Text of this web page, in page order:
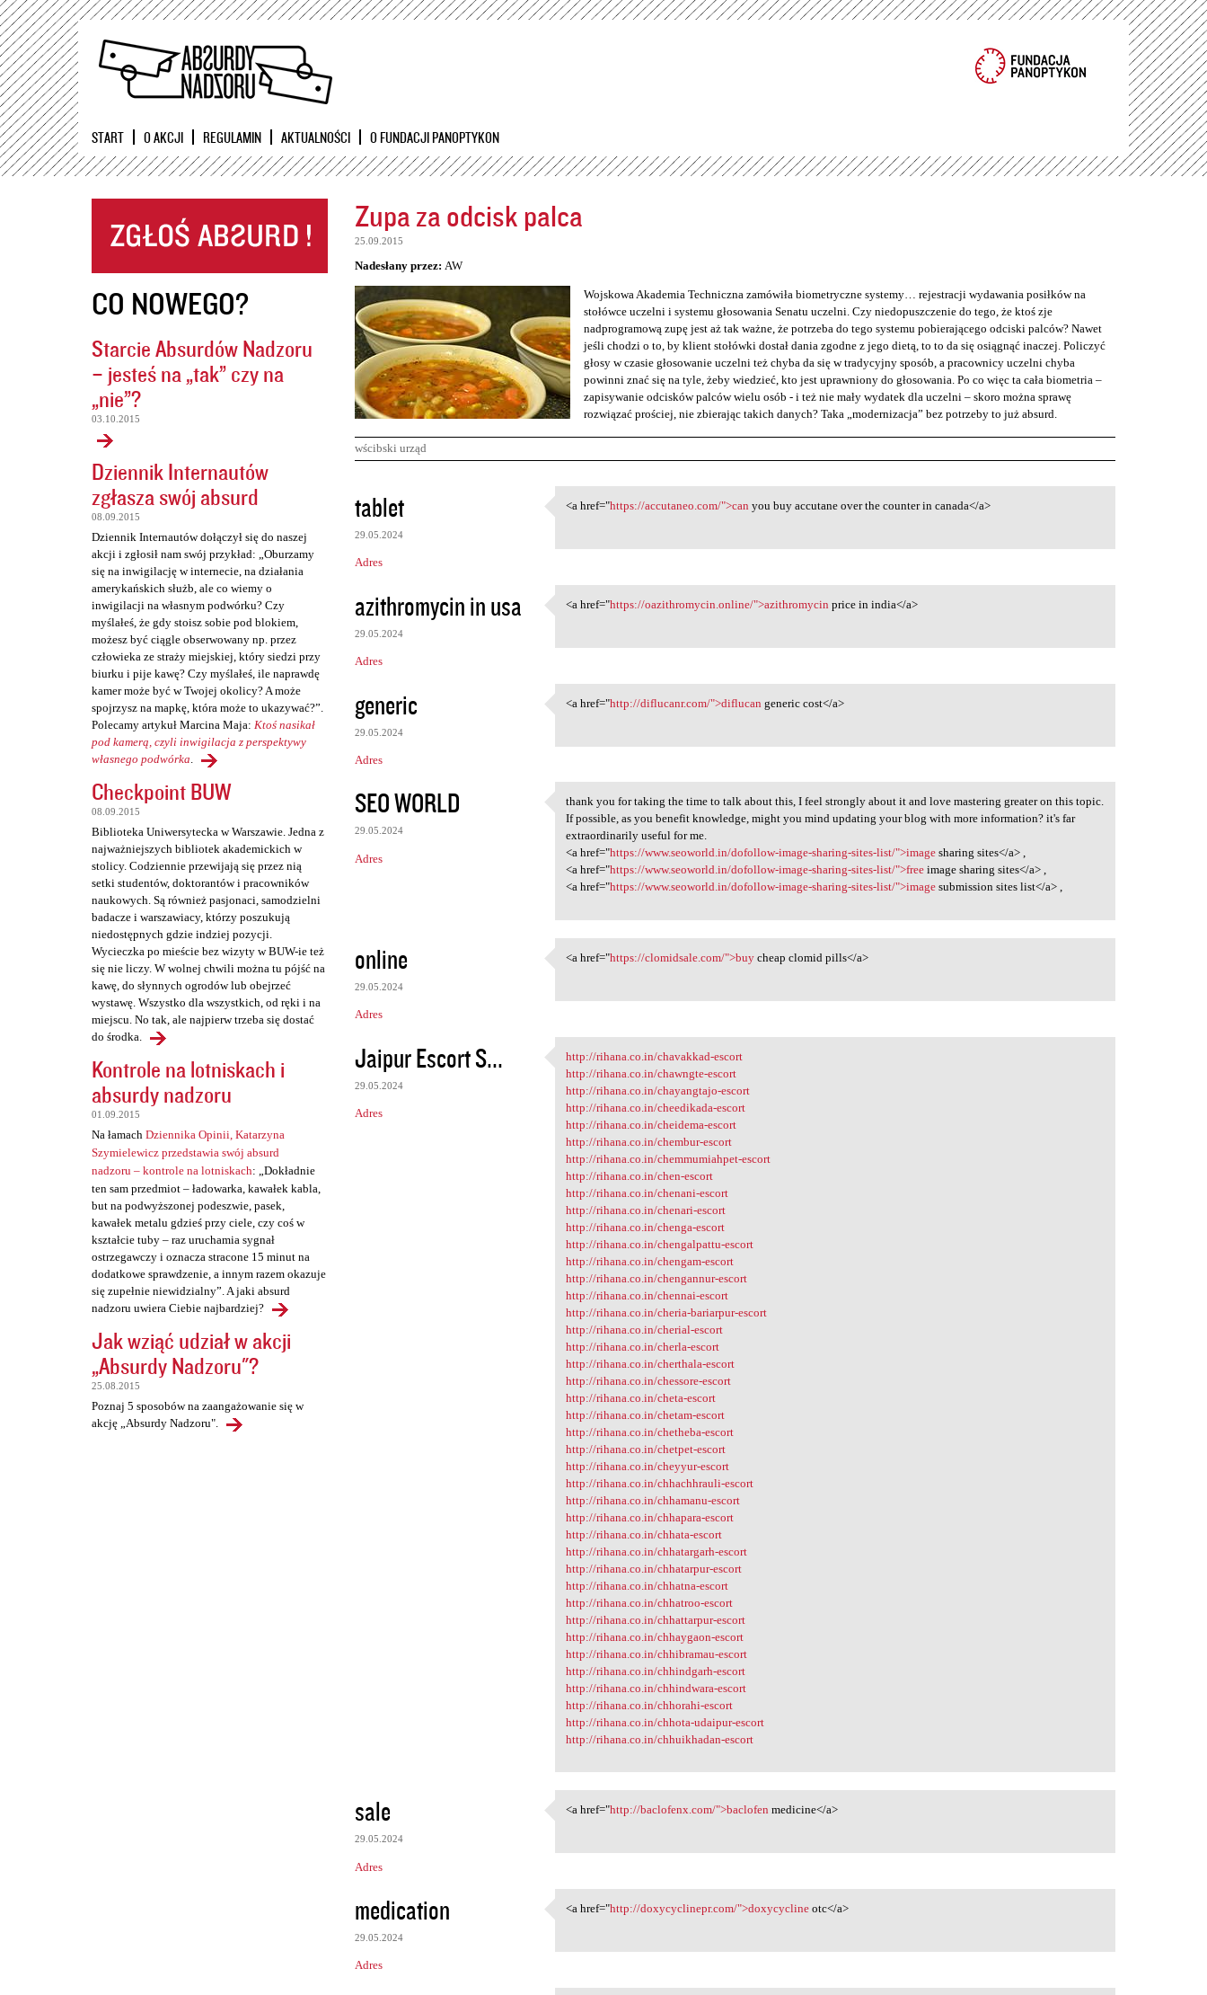
Przejdź
START O AKCJI REGULAMIN AKTUALNOŚCI O FUNDACJI PANOPTYKON
CO NOWEGO?
Starcie Absurdów Nadzoru
– jesteś na „tak” czy na
„nie”?
03.10.2015
Dziennik Internautów
zgłasza swój absurd
08.09.2015
Dziennik Internautów dołączył się do naszej
akcji i zgłosił nam swój przykład: „Oburzamy
się na inwigilację w internecie, na działania
amerykańskich służb, ale co wiemy o
inwigilacji na własnym podwórku? Czy
myślałeś, że gdy stoisz sobie pod blokiem,
możesz być ciągle obserwowany np. przez
człowieka ze straży miejskiej, który siedzi przy
biurku i pije kawę? Czy myślałeś, ile naprawdę
kamer może być w Twojej okolicy? A może
spojrzysz na mapkę, która może to ukazywać?”.
Polecamy artykuł Marcina Maja: Ktoś nasikał
pod kamerą, czyli inwigilacja z perspektywy
własnego podwórka.
Checkpoint BUW
08.09.2015
Biblioteka Uniwersytecka w Warszawie. Jedna z
najważniejszych bibliotek akademickich w
stolicy. Codziennie przewijają się przez nią
setki studentów, doktorantów i pracowników
naukowych. Są również pasjonaci, samodzielni
badacze i warszawiacy, którzy poszukują
niedostępnych gdzie indziej pozycji.
Wycieczka po mieście bez wizyty w BUW-ie też
się nie liczy. W wolnej chwili można tu pójść na
kawę, do słynnych ogrodów lub obejrzeć
wystawę. Wszystko dla wszystkich, od ręki i na
miejscu. No tak, ale najpierw trzeba się dostać
do środka.
Kontrole na lotniskach i
absurdy nadzoru
01.09.2015
Na łamach Dziennika Opinii, Katarzyna
Szymielewicz przedstawia swój absurd
nadzoru – kontrole na lotniskach: „Dokładnie
ten sam przedmiot – ładowarka, kawałek kabla,
but na podwyższonej podeszwie, pasek,
kawałek metalu gdzieś przy ciele, czy coś w
kształcie tuby – raz uruchamia sygnał
ostrzegawczy i oznacza stracone 15 minut na
dodatkowe sprawdzenie, a innym razem okazuje
się zupełnie niewidzialny”. A jaki absurd
nadzoru uwiera Ciebie najbardziej?
Jak wziąć udział w akcji
„Absurdy Nadzoru"?
25.08.2015
Poznaj 5 sposobów na zaangażowanie się w
akcję „Absurdy Nadzoru".
Zupa za odcisk palca
25.09.2015
Nadesłany przez: AW
Wojskowa Akademia Techniczna zamówiła biometryczne systemy… rejestracji wydawania posiłków na
stołówce uczelni i systemu głosowania Senatu uczelni. Czy niedopuszczenie do tego, że ktoś zje
nadprogramową zupę jest aż tak ważne, że potrzeba do tego systemu pobierającego odciski palców? Nawet
jeśli chodzi o to, by klient stołówki dostał dania zgodne z jego dietą, to to da się osiągnąć inaczej. Policzyć
głosy w czasie głosowanie uczelni też chyba da się w tradycyjny sposób, a pracownicy uczelni chyba
powinni znać się na tyle, żeby wiedzieć, kto jest uprawniony do głosowania. Po co więc ta cała biometria –
zapisywanie odcisków palców wielu osób - i też nie mały wydatek dla uczelni – skoro można sprawę
rozwiązać prościej, nie zbierając takich danych? Taka „modernizacja” bez potrzeby to już absurd.
wścibski urząd
K
o
m
e
n
t
r
z
e
tablet
29.05.2024
Adres
<a href="https://accutaneo
<a href="https://accutaneo.com/">can you buy accutane over the counter in canada</a>
azithromycin in usa
29.05.2024
Adres
<a href="https:/
<a href="https://oazithromycin.online/">azithromycin price in india</a>
generic
29.05.2024
Adres
<a href="http://diflucanr.com
<a href="http://diflucanr.com/">diflucan generic cost</a>
SEO WORLD
29.05.2024
Adres
thank you for taking the time
thank you for taking the time to talk about this, I feel strongly about it and love mastering greater on this topic.
If possible, as you benefit knowledge, might you mind updating your blog with more information? it's far
extraordinarily useful for me.
<a href="https://www.seoworld.in/dofollow-image-sharing-sites-list/">image sharing sites</a> ,
<a href="https://www.seoworld.in/dofollow-image-sharing-sites-list/">free image sharing sites</a> ,
<a href="https://www.seoworld.in/dofollow-image-sharing-sites-list/">image submission sites list</a> ,
online
29.05.2024
Adres
<a href="https://clomidsale
<a href="https://clomidsale.com/">buy cheap clomid pills</a>
Jaipur Escort S...
29.05.2024
Adres
http://rihana.co.in/chavakkad
http://rihana.co.in/chavakkad-escort
http://rihana.co.in/chawngte-escort
http://rihana.co.in/chayangtajo-escort
http://rihana.co.in/cheedikada-escort
http://rihana.co.in/cheidema-escort
http://rihana.co.in/chembur-escort
http://rihana.co.in/chemmumiahpet-escort
http://rihana.co.in/chen-escort
http://rihana.co.in/chenani-escort
http://rihana.co.in/chenari-escort
http://rihana.co.in/chenga-escort
http://rihana.co.in/chengalpattu-escort
http://rihana.co.in/chengam-escort
http://rihana.co.in/chengannur-escort
http://rihana.co.in/chennai-escort
http://rihana.co.in/cheria-bariarpur-escort
http://rihana.co.in/cherial-escort
http://rihana.co.in/cherla-escort
http://rihana.co.in/cherthala-escort
http://rihana.co.in/chessore-escort
http://rihana.co.in/cheta-escort
http://rihana.co.in/chetam-escort
http://rihana.co.in/chetheba-escort
http://rihana.co.in/chetpet-escort
http://rihana.co.in/cheyyur-escort
http://rihana.co.in/chhachhrauli-escort
http://rihana.co.in/chhamanu-escort
http://rihana.co.in/chhapara-escort
http://rihana.co.in/chhata-escort
http://rihana.co.in/chhatargarh-escort
http://rihana.co.in/chhatarpur-escort
http://rihana.co.in/chhatna-escort
http://rihana.co.in/chhatroo-escort
http://rihana.co.in/chhattarpur-escort
http://rihana.co.in/chhaygaon-escort
http://rihana.co.in/chhibramau-escort
http://rihana.co.in/chhindgarh-escort
http://rihana.co.in/chhindwara-escort
http://rihana.co.in/chhorahi-escort
http://rihana.co.in/chhota-udaipur-escort
http://rihana.co.in/chhuikhadan-escort
sale
29.05.2024
Adres
<a href="http://baclofenx.com
<a href="http://baclofenx.com/">baclofen medicine</a>
medication
29.05.2024
Adres
<a href="http://doxycyclinepr
<a href="http://doxycyclinepr.com/">doxycycline otc</a>